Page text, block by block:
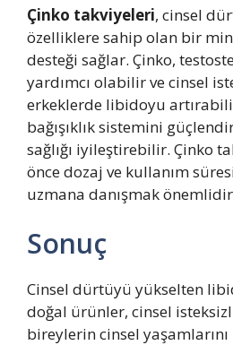
Çinko takviyeleri, cinsel
özelliklere sahip olan bir
desteği sağlar. Çinko,
yardımcı olabilir ve cinsel
erkeklerde libidoyu
bağışıklık sistemini
sağlığı iyileştirebilir. Çinko
önce dozaj ve kullanım
uzmana danışmak
Sonuç
Cinsel dürtüyü yükselten
doğal ürünler, cinsel
bireylerin cinsel